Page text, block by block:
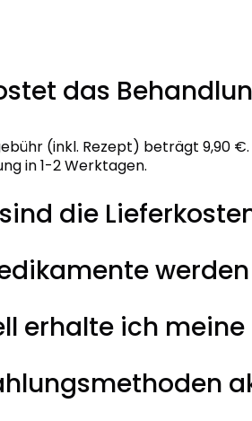
das
(inkl. Rezept) beträgt 9,90
in 1-2 Werktagen.
die
erhalte ich